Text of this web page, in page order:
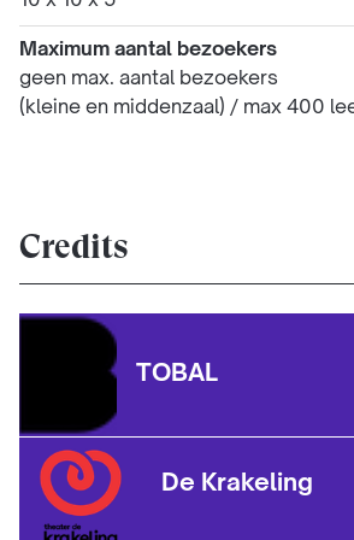
Maximum aantal bezoekers
geen max. aantal bezoekers
(kleine en middenzaal) / max 400
Credits
TOBAL
De Krakeling